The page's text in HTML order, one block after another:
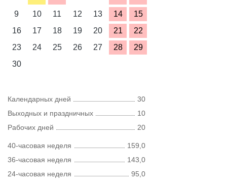
9
10 11 12 13 14
15
16
17 18 19 20 21
22
23
24 25 26 27 28
29
30
Календарных дней
30
Выходных и праздничных
10
Рабочих дней
20
40-часовая неделя
159,0
36-часовая неделя
143,0
24-часовая неделя
95,0